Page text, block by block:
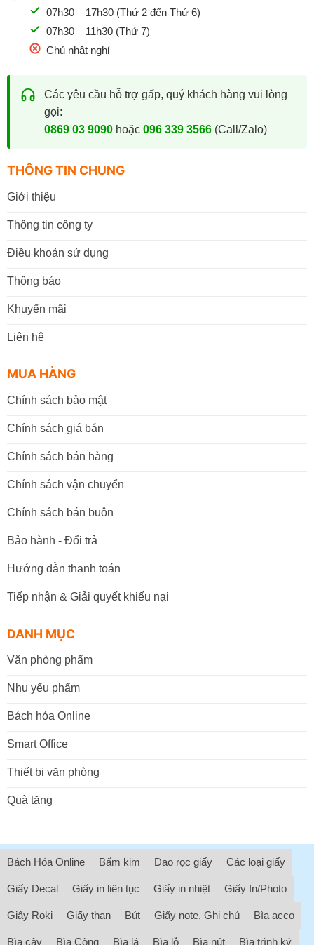
07h30 – 17h30 (Thứ 2 đến Thứ 6)
07h30 – 11h30 (Thứ 7)
Chủ nhật nghỉ
Các yêu cầu hỗ trợ gấp, quý khách hàng vui lòng
gọi:
0869 03 9090hoặc 096 339 3566(Call/Zalo)
THÔNG TIN CHUNG
Giới thiệu
Thông tin công ty
Điều khoản sử dụng
Thông báo
Khuyến mãi
Liên hệ
MUA HÀNG
Chính sách bảo mật
Chính sách giá bán
Chính sách bán hàng
Chính sách vận chuyển
Chính sách bán buôn
Bảo hành - Đổi trả
Hướng dẫn thanh toán
Tiếp nhận & Giải quyết khiếu nại
DANH MỤC
Văn phòng phẩm
Nhu yếu phẩm
Bách hóa Online
Smart Office
Thiết bị văn phòng
Quà tặng
Bách Hóa Online Bấm kim Dao rọc giấy Các loại giấy
Giấy Decal Giấy in liên tục Giấy in nhiệt Giấy In/Photo
Giấy Roki Giấy than Bút Giấy note, Ghi chú Bìa acco
Bìa cây Bìa Còng Bìa lá Bìa lỗ Bìa nút Bìa trình ký